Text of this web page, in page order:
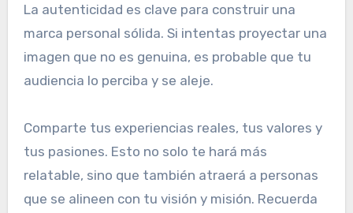
La autenticidad es clave para construir una
marca personal sólida. Si intentas proyectar una
imagen que no es genuina, es probable que tu
audiencia lo perciba y se aleje.
Comparte tus experiencias reales, tus valores y
tus pasiones. Esto no solo te hará más
relatable, sino que también atraerá a personas
que se alineen con tu visión y misión. Recuerda